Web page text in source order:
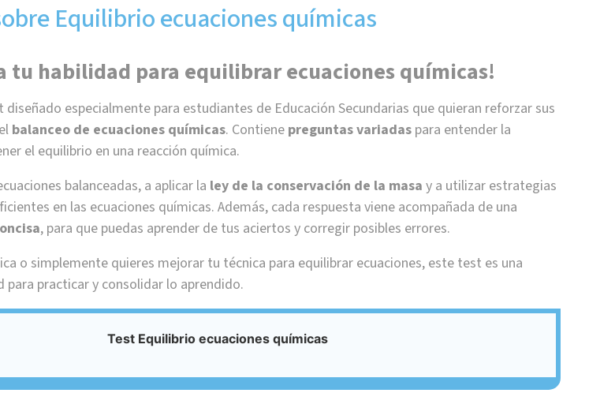
Equilibrio ecuaciones químicas
tu habilidad para equilibrar ecuaciones químicas!
especialmente para estudiantes de Educación Secundarias que quieran reforzar sus
balanceo de ecuaciones químicas. Contiene preguntas variadas para entender la
el equilibrio en una reacción química.
balanceadas, a aplicar la ley de la conservación de la masa y a utilizar estrategias
en las ecuaciones químicas. Además, cada respuesta viene acompañada de una
, para que puedas aprender de tus aciertos y corregir posibles errores.
o simplemente quieres mejorar tu técnica para equilibrar ecuaciones, este test es una
para practicar y consolidar lo aprendido.
Test Equilibrio ecuaciones químicas